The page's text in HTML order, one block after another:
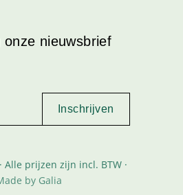
onze nieuwsbrief
Alle prijzen zijn incl. BTW ·
by Galia